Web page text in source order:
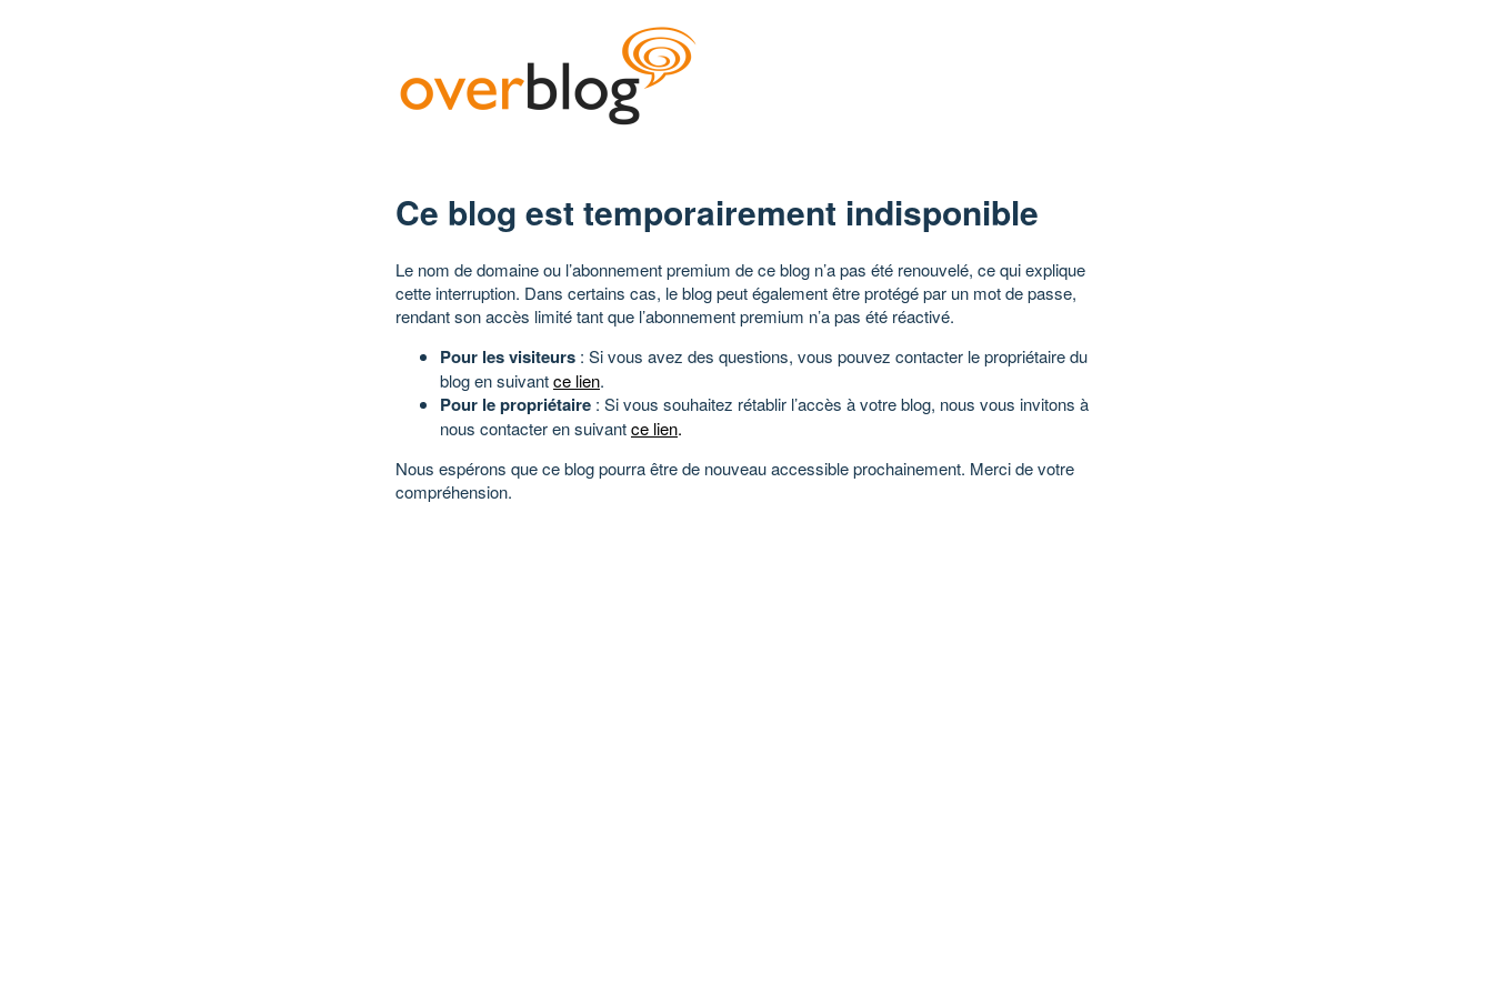
Ce blog est temporairement indisponible
Le nom de domaine ou l’abonnement premium de ce blog n’a pas été renouvelé, ce qui explique
cette interruption. Dans certains cas, le blog peut également être protégé par un mot de passe,
rendant son accès limité tant que l’abonnement premium n’a pas été réactivé.
Pour les visiteurs : Si vous avez des questions, vous pouvez contacter le propriétaire du
blog en suivantce lien.
Pour le propriétaire : Si vous souhaitez rétablir l’accès à votre blog, nous vous invitons à
nous contacter en suivantce lien.
Nous espérons que ce blog pourra être de nouveau accessible prochainement. Merci de votre
compréhension.